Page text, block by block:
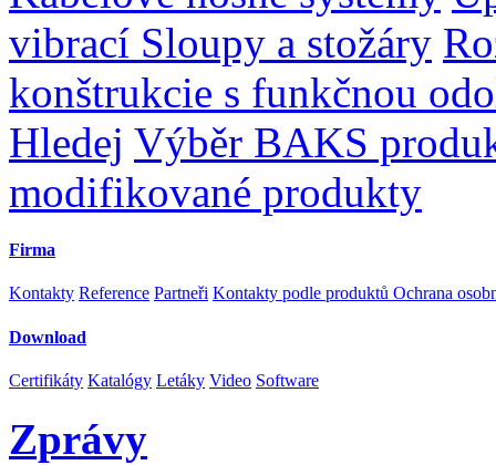
vibrací Sloupy a stožáry
konštrukcie s funkčnou
Hledej Výběr BAKS
modifikované produkty
Firma
Kontakty Reference Partneři Kontakty podle produktů Ochrana
Download
Certifikáty Katalógy Letáky Video Software
Zprávy